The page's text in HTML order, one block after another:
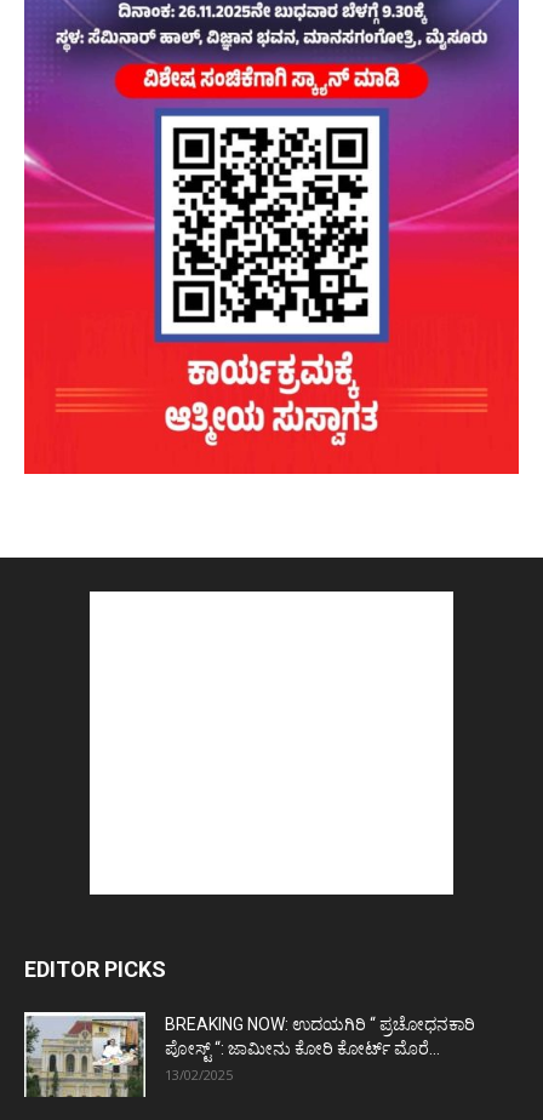
EDITOR PICKS
BREAKING NOW: ಉದಯಗಿರಿ “ ಪ್ರಚೋಧನಕಾರಿ
ಪೋಸ್ಟ್‌ “: ಜಾಮೀನು ಕೋರಿ ಕೋರ್ಟ್‌ ಮೊರೆ...
13/02/2025